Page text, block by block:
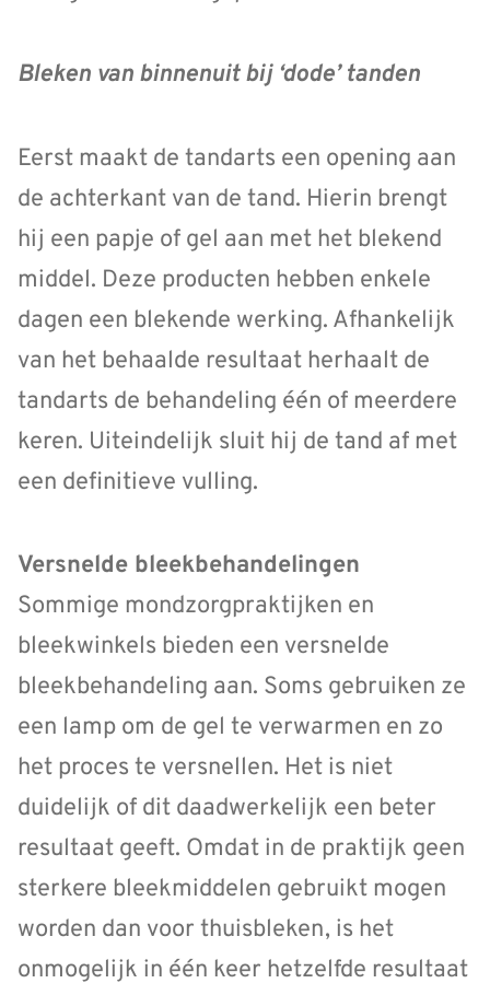
Bleken van binnenuit bij ‘dode’ tanden
Eerst maakt de tandarts een opening aan
de achterkant van de tand. Hierin brengt
hij een papje of gel aan met het blekend
middel. Deze producten hebben enkele
dagen een blekende werking. Afhankelijk
van het behaalde resultaat herhaalt de
tandarts de behandeling één of meerdere
keren. Uiteindelijk sluit hij de tand af met
een definitieve vulling.
Versnelde bleekbehandelingen
Sommige mondzorgpraktijken en
bleekwinkels bieden een versnelde
bleekbehandeling aan. Soms gebruiken ze
een lamp om de gel te verwarmen en zo
het proces te versnellen. Het is niet
duidelijk of dit daadwerkelijk een beter
resultaat geeft. Omdat in de praktijk geen
sterkere bleekmiddelen gebruikt mogen
worden dan voor thuisbleken, is het
onmogelijk in één keer hetzelfde resultaat